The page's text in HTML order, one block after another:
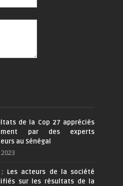
de la Cop 27 appréciés
par des experts
au Sénégal
2023
: Les acteurs de la société
sur les résultats de la